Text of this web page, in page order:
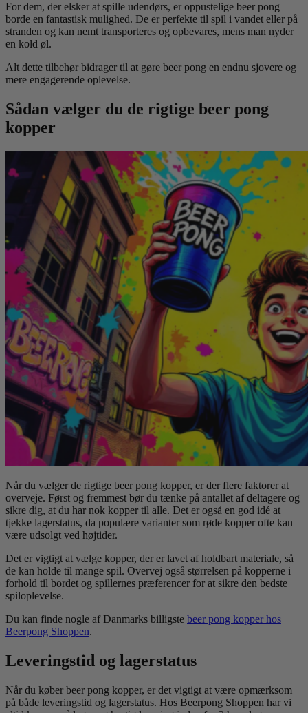
For dem, der elsker at spille udendørs, er oppustelige beer pong
borde en fantastisk mulighed. De er perfekte til spil i vandet eller på
stranden og kan nemt transporteres og opbevares, mens man nyder
en kold øl.
Alt dette tilbehør bidrager til at gøre beer pong en endnu sjovere og
mere engagerende oplevelse.
Sådan vælger du de rigtige beer pong
kopper
Når du vælger de rigtige beer pong kopper, er der flere faktorer at
overveje. Først og fremmest bør du tænke på antallet af deltagere og
sikre dig, at du har nok kopper til alle. Det er også en god idé at
tjekke lagerstatus, da populære varianter som røde kopper ofte kan
være udsolgt ved højtider.
Det er vigtigt at vælge kopper, der er lavet af holdbart materiale, så
de kan holde til mange spil. Overvej også størrelsen på kopperne i
forhold til bordet og spillernes præferencer for at sikre den bedste
spiloplevelse.
Du kan finde nogle af Danmarks billigste beer pong kopper hos
Beerpong Shoppen.
Leveringstid og lagerstatus
Når du køber beer pong kopper, er det vigtigt at være opmærksom
på både leveringstid og lagerstatus. Hos Beerpong Shoppen har vi